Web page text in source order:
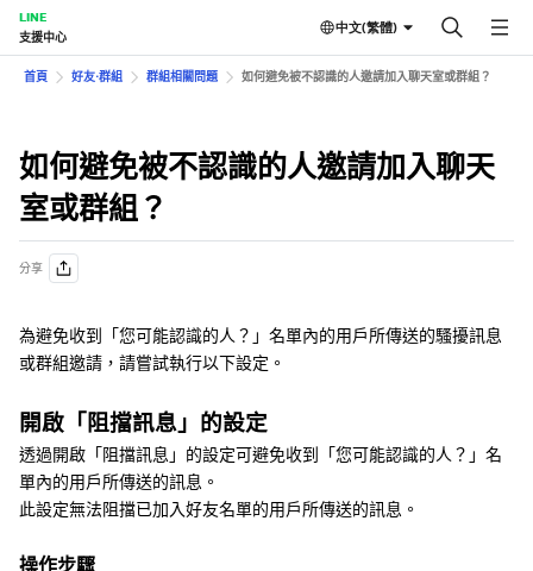
LINE
支援中心
中文(繁體)
首頁 好友⋅群組 群組相關問題 如何避免被不認識的人邀請加入聊天室或群組？
如何避免被不認識的人邀請加入聊天
室或群組？
分享
為避免收到「您可能認識的人？」名單內的用戶所傳送的騷擾訊息
或群組邀請，請嘗試執行以下設定。
開啟「阻擋訊息」的設定
透過開啟「阻擋訊息」的設定可避免收到「您可能認識的人？」名
單內的用戶所傳送的訊息。
此設定無法阻擋已加入好友名單的用戶所傳送的訊息。
操作步驟